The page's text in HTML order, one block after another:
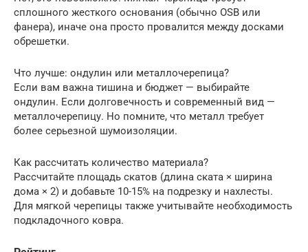
сплошного жесткого основания (обычно OSB или
фанера), иначе она просто провалится между досками
обрешетки.
Что лучше: ондулин или металлочерепица?
Если вам важна тишина и бюджет — выбирайте
ондулин. Если долговечность и современный вид —
металлочерепицу. Но помните, что металл требует
более серьезной шумоизоляции.
Как рассчитать количество материала?
Рассчитайте площадь скатов (длина ската × ширина
дома × 2) и добавьте 10-15% на подрезку и нахлесты.
Для мягкой черепицы также учитывайте необходимость
подкладочного ковра.